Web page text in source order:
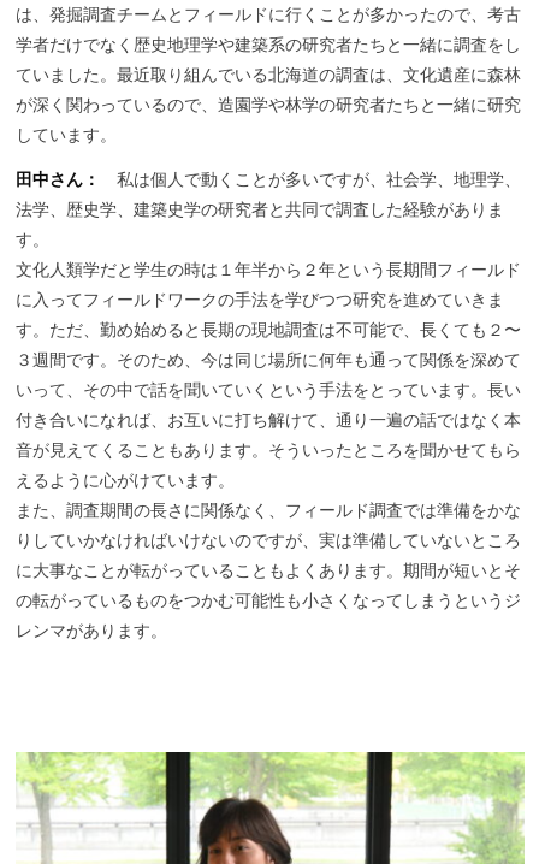
は、発掘調査チームとフィールドに行くことが多かったので、考古
学者だけでなく歴史地理学や建築系の研究者たちと一緒に調査をし
ていました。最近取り組んでいる北海道の調査は、文化遺産に森林
が深く関わっているので、造園学や林学の研究者たちと一緒に研究
しています。
田中さん： 私は個人で動くことが多いですが、社会学、地理学、
法学、歴史学、建築史学の研究者と共同で調査した経験がありま
す。
文化人類学だと学生の時は１年半から２年という長期間フィールド
に入ってフィールドワークの手法を学びつつ研究を進めていきま
す。ただ、勤め始めると長期の現地調査は不可能で、長くても２〜
３週間です。そのため、今は同じ場所に何年も通って関係を深めて
いって、その中で話を聞いていくという手法をとっています。長い
付き合いになれば、お互いに打ち解けて、通り一遍の話ではなく本
音が見えてくることもあります。そういったところを聞かせてもら
えるように心がけています。
また、調査期間の長さに関係なく、フィールド調査では準備をかな
りしていかなければいけないのですが、実は準備していないところ
に大事なことが転がっていることもよくあります。期間が短いとそ
の転がっているものをつかむ可能性も小さくなってしまうというジ
レンマがあります。